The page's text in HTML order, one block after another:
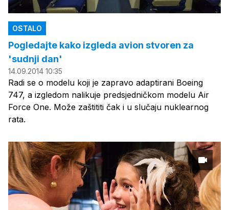
OSTALO
Pogledajte kako izgleda avion stvoren za
'sudnji dan'
14.09.2014 10:35
Radi se o modelu koji je zapravo adaptirani Boeing
747, a izgledom nalikuje predsjedničkom modelu Air
Force One. Može zaštititi čak i u slučaju nuklearnog
rata.